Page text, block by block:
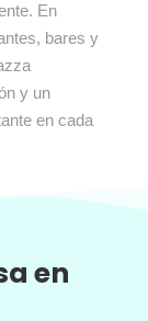
En
bares y
y un
en cada
en